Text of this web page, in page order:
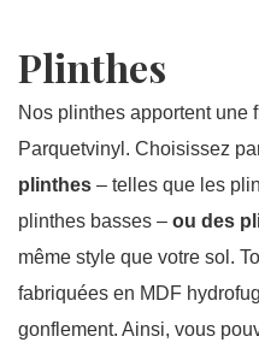
Plinthes
Nos plinthes apportent une
Parquetvinyl. Choisissez
plinthes – telles que les
plinthes basses – ou des
même style que votre sol.
fabriquées en MDF
gonflement. Ainsi, vous